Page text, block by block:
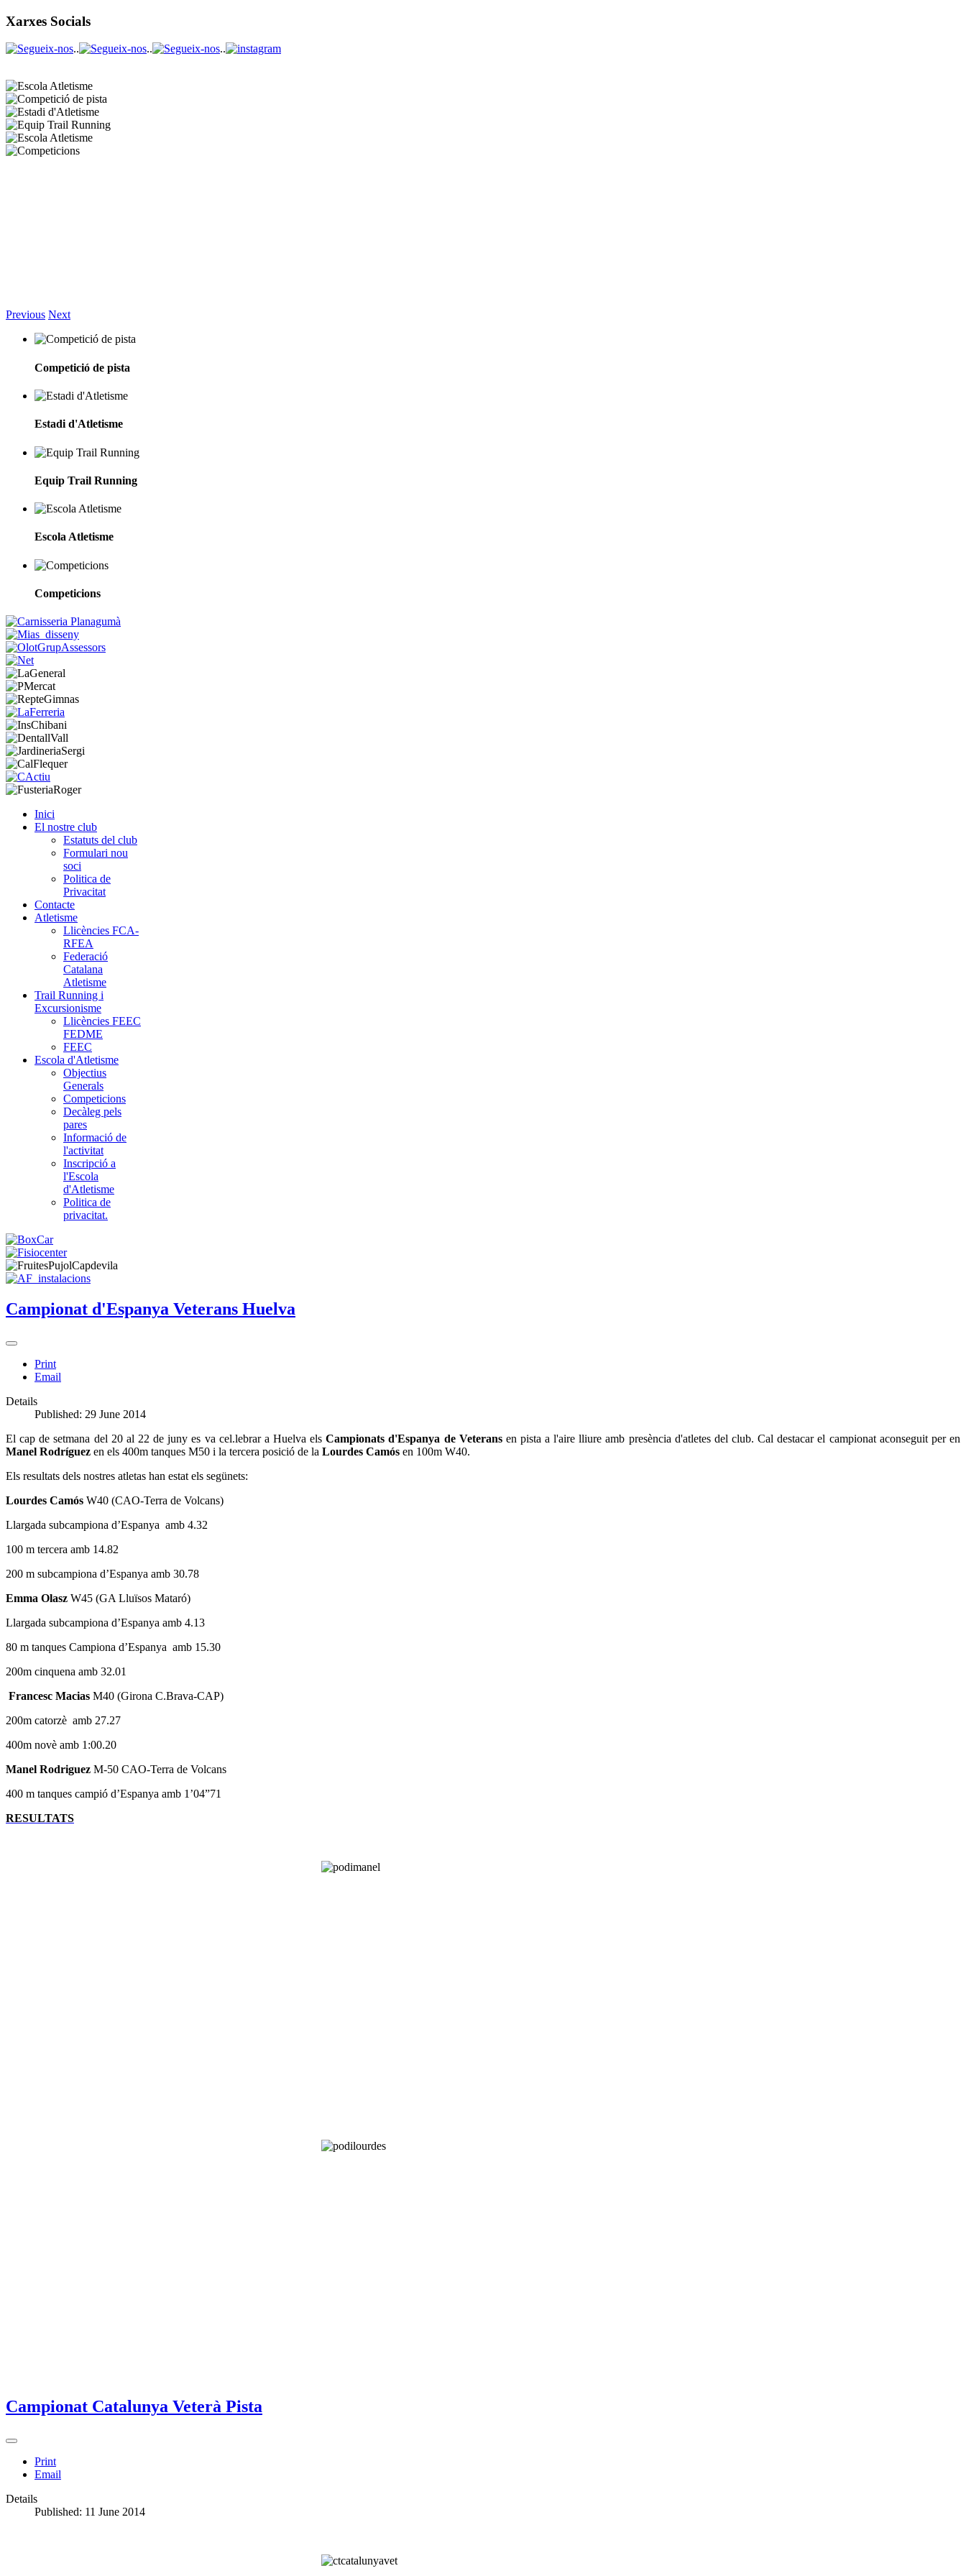
Xarxes Socials
.. .. ..
Previous Next
Competició de pista
Estadi d'Atletisme
Equip Trail Running
Escola Atletisme
Competicions
Inici
El nostre club
Estatuts del club
Formulari nou
soci
Politica de
Privacitat
Contacte
Atletisme
Llicències FCA-
RFEA
Federació
Catalana
Atletisme
Trail Running i
Excursionisme
Llicències FEEC
FEDME
FEEC
Escola d'Atletisme
Objectius
Generals
Competicions
Decàleg pels
pares
Informació de
l'activitat
Inscripció a
l'Escola
d'Atletisme
Politica de
privacitat.
Campionat d'Espanya Veterans Huelva
Print
Email
Details
Published: 29 June 2014
El cap de setmana del 20 al 22 de juny es va cel.lebrar a Huelva elsCampionats d'Espanya de Veteransen pista a l'aire lliure amb presència d'atletes del club. Cal destacar el campionat aconseguit per en
Manel Rodríguez en els 400m tanques M50 i la tercera posició de la Lourdes Camós en 100m W40.
Els resultats dels nostres atletas han estat els segünets:
Lourdes Camós W40 (CAO-Terra de Volcans)
Llargada subcampiona d’Espanya amb 4.32
100 m tercera amb 14.82
200 m subcampiona d’Espanya amb 30.78
Emma Olasz W45 (GA Lluïsos Mataró)
Llargada subcampiona d’Espanya amb 4.13
80 m tanques Campiona d’Espanya amb 15.30
200m cinquena amb 32.01
Francesc Macias M40 (Girona C.Brava-CAP)
200m catorzè amb 27.27
400m novè amb 1:00.20
Manel Rodriguez M-50 CAO-Terra de Volcans
400 m tanques campió d’Espanya amb 1’04”71
RESULTATS
Campionat Catalunya Veterà Pista
Print
Email
Details
Published: 11 June 2014